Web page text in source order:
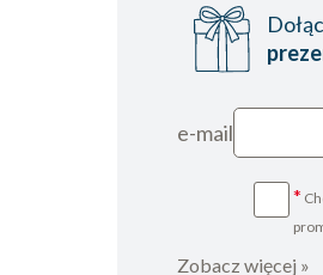
e-mail
*
Zobacz więcej »